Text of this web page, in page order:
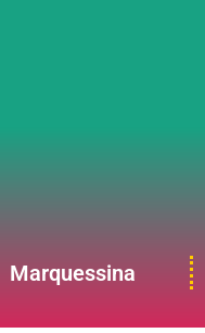
Marquessina